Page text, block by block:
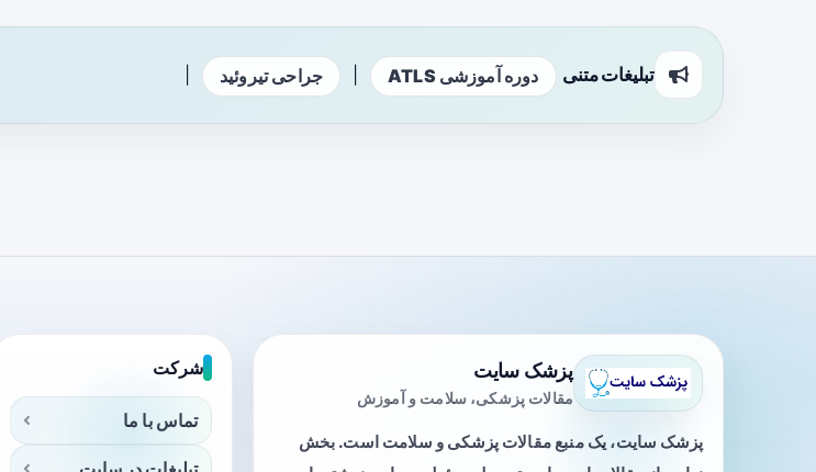
تبلیغات متنی دوره آموزشی ATLS جراحی تیروئید
پزشک سایت
مقالات پزشکی، سلامت و آموزش
پزشک سایت، یک منبع مقالات پزشکی و سلامت است. بخش
شرکت
تماس با ما